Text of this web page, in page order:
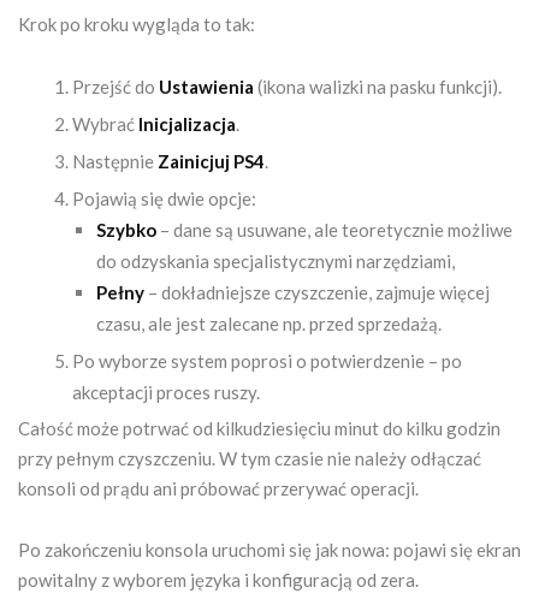
Krok po kroku wygląda to tak:
Przejść do Ustawienia (ikona walizki na pasku funkcji).
Wybrać Inicjalizacja
Następnie Zainicjuj PS4
Pojawią się dwie opcje:
Szybko – dane są usuwane, ale teoretycznie możliwe
do odzyskania specjalistycznymi narzędziami,
Pełny – dokładniejsze czyszczenie, zajmuje więcej
czasu, ale jest zalecane np. przed sprzedażą.
Po wyborze system poprosi o potwierdzenie – po
akceptacji proces ruszy.
Całość może potrwać od kilkudziesięciu minut do kilku godzin
przy pełnym czyszczeniu. W tym czasie nie należy odłączać
konsoli od prądu ani próbować przerywać operacji.
Po zakończeniu konsola uruchomi się jak nowa: pojawi się ekran
powitalny z wyborem języka i konfiguracją od zera.